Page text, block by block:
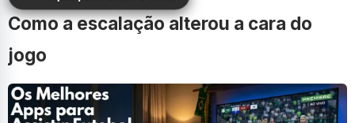
Como a escalação alterou a cara do
jogo